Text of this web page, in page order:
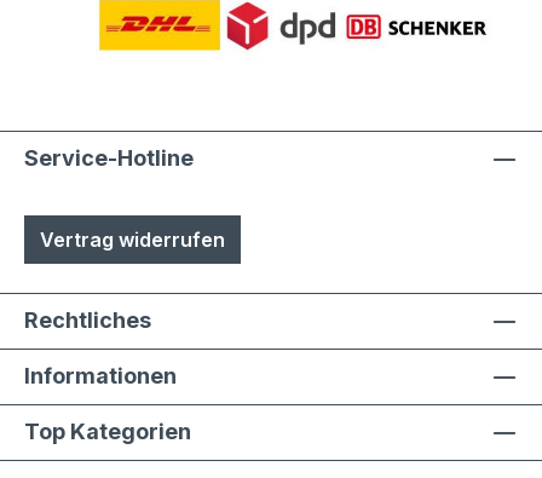
Service-Hotline
Vertrag widerrufen
Rechtliches
Informationen
Top Kategorien